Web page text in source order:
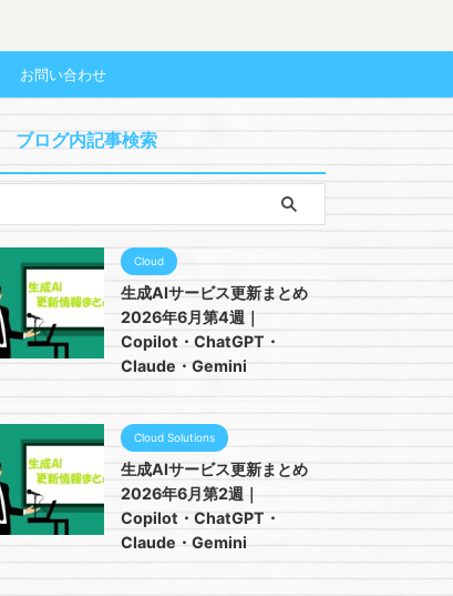
お問い合わせ
ブログ内記事検索
Cloud
生成AIサービス更新まとめ
2026年6月第4週｜
Copilot・ChatGPT・
Claude・Gemini
Cloud Solutions
生成AIサービス更新まとめ
2026年6月第2週｜
Copilot・ChatGPT・
Claude・Gemini